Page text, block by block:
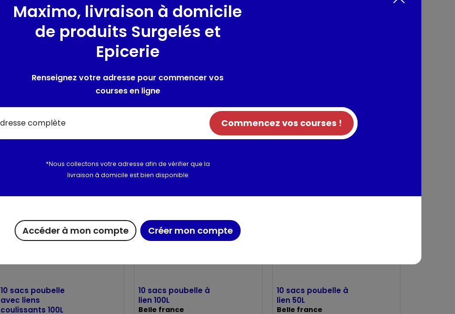
20 sacs poubelle
avec liens
20 sacs poubelle à
lien 30L
avec liens
10 sacs poubelle
avec liens
coulissants 100L
10 sacs poubelle à
lien 100L
Belle france
10 sacs poubelle à
lien 50L
Belle france
Maximo, livraison à domicile
de produits Surgelés et
Epicerie
Renseignez votre adresse pour commencer vos
courses en ligne
Commencez vos courses !
*Nous collectons votre adresse afin de vérifier que la
livraison à domicile est bien disponible
Accéder à mon compte Créer mon compte